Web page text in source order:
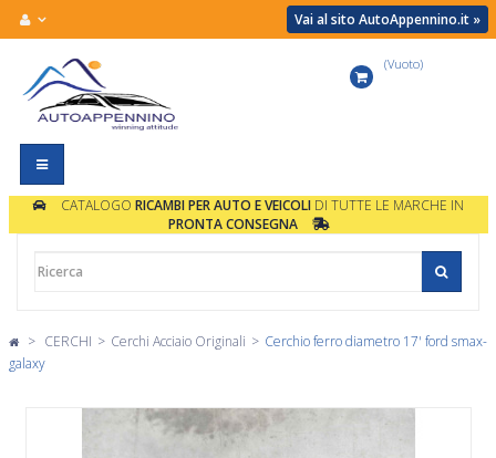
Vai al sito AutoAppennino.it »
Navigazione
Toggle
(Vuoto)
CATALOGO RICAMBI PER AUTO E VEICOLIDI TUTTE LE MARCHE IN
PRONTA CONSEGNA
> CERCHI > Cerchi Acciaio Originali > Cerchio ferro diametro 17' ford smax-
galaxy